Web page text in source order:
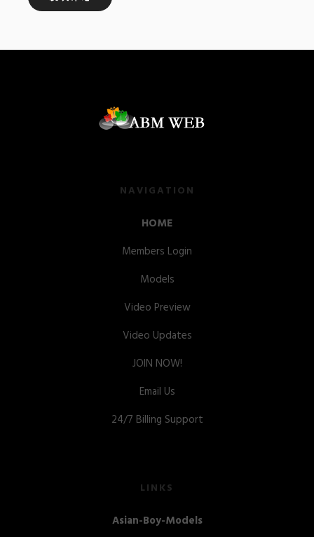
NAVIGATION
HOME
Members Login
Models
Video Preview
Video Updates
JOIN NOW!
Email Us
24/7 Billing Support
LINKS
Asian-Boy-Models